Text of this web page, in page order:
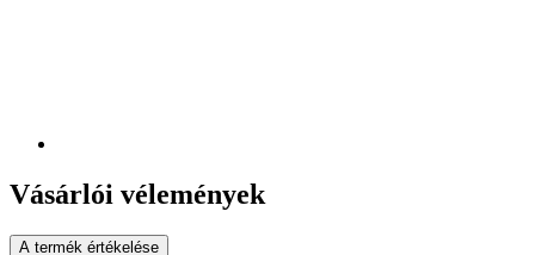
Vásárlói vélemények
A termék értékelése